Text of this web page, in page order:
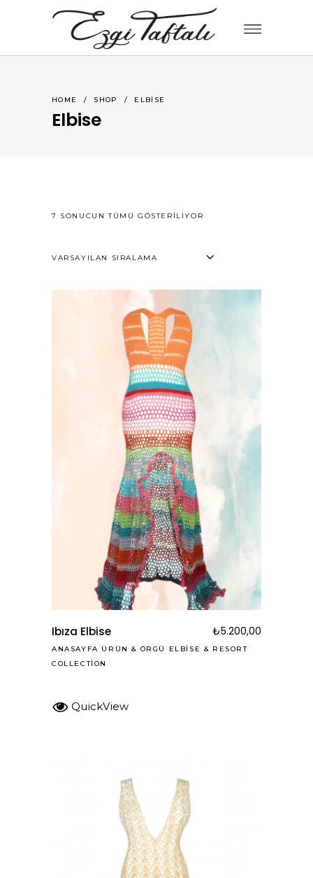
HOME / SHOP / ELBISE
Elbise
7 SONUCUN TÜMÜ GÖSTERILIYOR
VARSAYILAN SIRALAMA
Ibıza Elbise ₺5.200,00
ANASAYFA ÜRÜN & ÖRGÜ ELBISE & RESORT
COLLECTION
QuickView